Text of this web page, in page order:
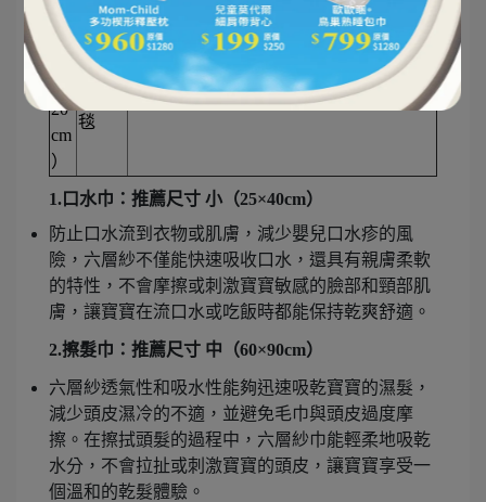
寸
（
70
×1
20
cm
）
巾、
浴
巾、
毯
能包裹整個寶寶身體，透氣且吸水性
強，非常適合沐浴後使用，也能用於外
出時作為毯子或包巾，保持肌膚乾爽與
溫暖，避免新生兒著涼。
1.口水巾：推薦尺寸 小（25×40cm）
防止口水流到衣物或肌膚，減少嬰兒口水疹的風
險，六層紗不僅能快速吸收口水，還具有親膚柔軟
的特性，不會摩擦或刺激寶寶敏感的臉部和頸部肌
膚，讓寶寶在流口水或吃飯時都能保持乾爽舒適。
2.擦髮巾：推薦尺寸 中（60×90cm）
六層紗透氣性和吸水性能夠迅速吸乾寶寶的濕髮，
減少頭皮濕冷的不適，並避免毛巾與頭皮過度摩
擦。在擦拭頭髮的過程中，六層紗巾能輕柔地吸乾
水分，不會拉扯或刺激寶寶的頭皮，讓寶寶享受一
個溫和的乾髮體驗。